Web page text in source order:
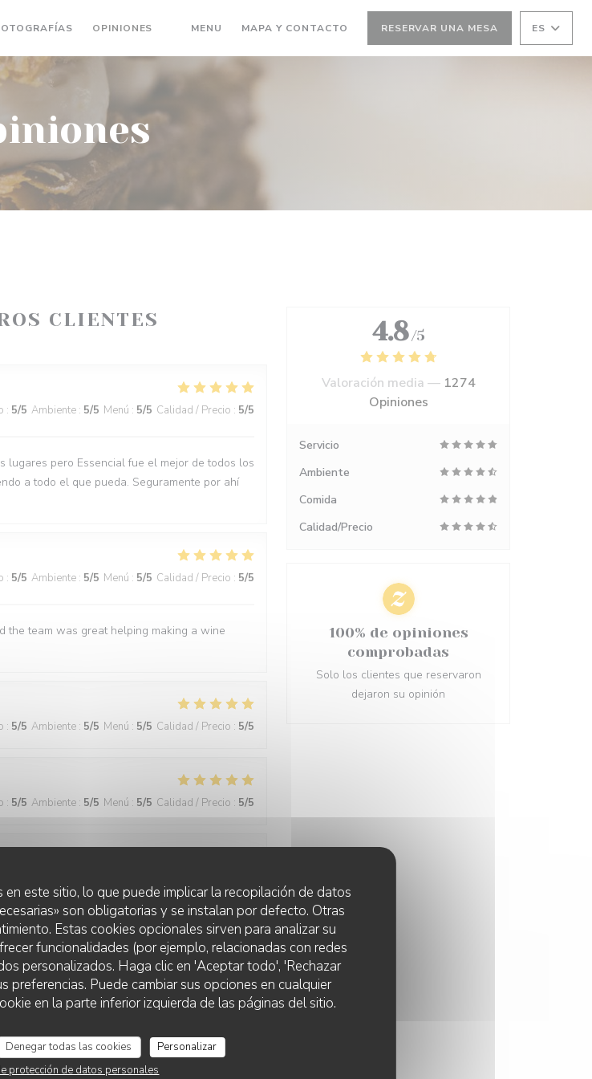
este sitio, lo que puede implicar la recopilación de datos
son obligatorias y se instalan por defecto. Otras
Estas cookies opcionales sirven para analizar su
funcionalidades (por ejemplo, relacionadas con redes
personalizados. Haga clic en 'Aceptar todo', 'Rechazar
preferencias. Puede cambiar sus opciones en cualquier
en la parte inferior izquierda de las páginas del sitio.
Denegar todas las cookies
Personalizar
protección de datos personales
OPINIONES MENU ((ABRE EN UNA NUEVA VENTANA))
MAPA Y CONTACTO RESERVAR UNA MESA ES
CLIENTES
: 5/5 Ambiente : 5/5 Menú : 5/5 Calidad / Precio : 5/5
lugares pero Essencial fue el mejor de todos los
a todo el que pueda. Seguramente por ahí
: 5/5 Ambiente : 5/5 Menú : 5/5 Calidad / Precio : 5/5
the team was great helping making a wine
: 5/5 Ambiente : 5/5 Menú : 5/5 Calidad / Precio : 5/5
: 5/5 Ambiente : 5/5 Menú : 5/5 Calidad / Precio : 5/5
: 5/5 Ambiente :5/5 Menú 5/5 Calidad / Precio:5/5
excellent!
4.8 /5
Valoración media — 1274
Opiniones
Servicio
Ambiente
Comida
Calidad/Precio
100% de opiniones
comprobadas
Solo los clientes que reservaron
dejaron su opinión